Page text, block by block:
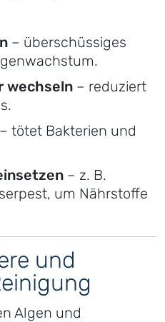
– überschüssiges
wechseln – reduziert
– tötet Bakterien und
– z. B.
um Nährstoffe
und
Algen und